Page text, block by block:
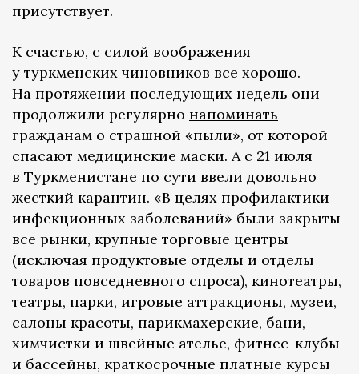
присутствует.
К счастью, с силой воображения
у туркменских чиновников все хорошо.
На протяжении последующих недель они
продолжили регулярно напоминать
гражданам о страшной «пыли», от которой
спасают медицинские маски. А с 21 июля
в Туркменистане по сути ввели довольно
жесткий карантин. «В целях профилактики
инфекционных заболеваний» были закрыты
все рынки, крупные торговые центры
(исключая продуктовые отделы и отделы
товаров повседневного спроса), кинотеатры,
театры, парки, игровые аттракционы, музеи,
салоны красоты, парикмахерские, бани,
химчистки и швейные ателье, фитнес-клубы
и бассейны, краткосрочные платные курсы